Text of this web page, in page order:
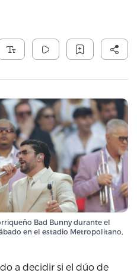
Bad Bunny durante el
en el estadio Metropolitano,
a decidir si el dúo de